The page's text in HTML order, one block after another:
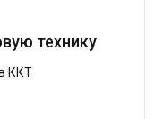
технику
ККТ